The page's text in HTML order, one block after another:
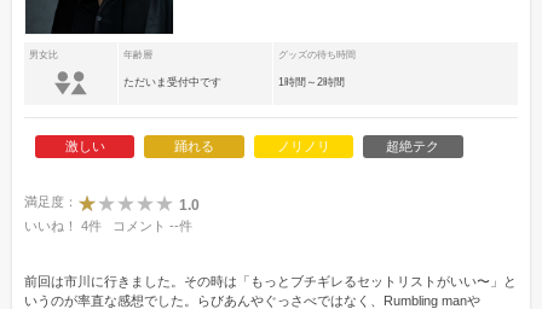
男女比 年齢層 グッズの待ち時間
ただいま受付中です 1時間～2時間
激しい 踊れる ノリノリ 超絶テク
満足度： 1.0
いいね！ 4件 コメント --件
前回は市川に行きました。その時は「もっとブチギレるセットリストがいい〜」と
いうのが率直な感想でした。らびあんやぐっさべではなく、Rumbling manや